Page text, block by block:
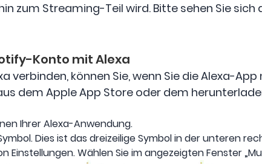
zum Streaming-Teil wird. Bitte sehen Sie
Konto mit Alexa
verbinden, können Sie, wenn Sie die Alexa-
dem Apple App Store oder dem
Ihrer Alexa-Anwendung.
Dies ist das dreizeilige Symbol in der unteren
Einstellungen. Wählen Sie im angezeigten Fenster